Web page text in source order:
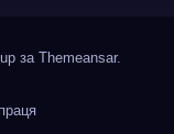
за Themeansar.